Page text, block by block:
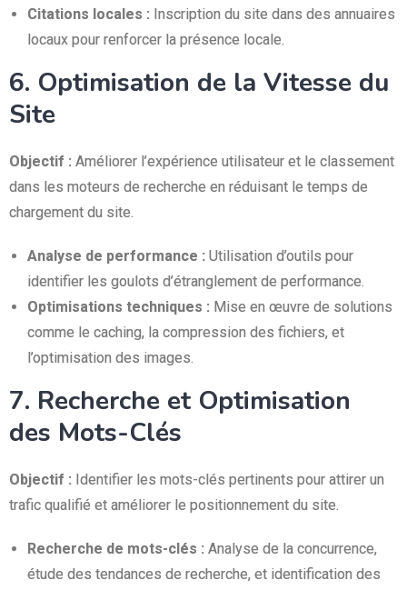
Citations locales : Inscription du site dans des annuaires
locaux pour renforcer la présence locale.
6. Optimisation de la Vitesse du
Site
Objectif : Améliorer l’expérience utilisateur et le classement
dans les moteurs de recherche en réduisant le temps de
chargement du site.
Analyse de performance : Utilisation d’outils pour
identifier les goulots d’étranglement de performance.
Optimisations techniques : Mise en œuvre de solutions
comme le caching, la compression des fichiers, et
l’optimisation des images.
7. Recherche et Optimisation
des Mots-Clés
Objectif : Identifier les mots-clés pertinents pour attirer un
trafic qualifié et améliorer le positionnement du site.
Recherche de mots-clés : Analyse de la concurrence,
étude des tendances de recherche, et identification des